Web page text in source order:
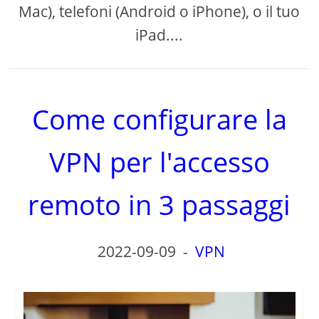
Mac), telefoni (Android o iPhone), o il tuo
iPad....
Come configurare la
VPN per l'accesso
remoto in 3 passaggi
2022-09-09 - VPN